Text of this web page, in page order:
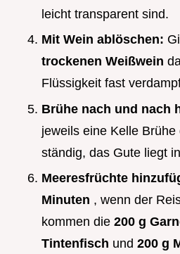
leicht transparent sind.
Mit Wein ablöschen:
trockenen Weißwein
Flüssigkeit fast
Brühe nach und nach
jeweils eine Kelle
ständig, das Gute liegt
Meeresfrüchte
Minuten , wenn der
kommen die 200 g
Tintenfisch und 200 g